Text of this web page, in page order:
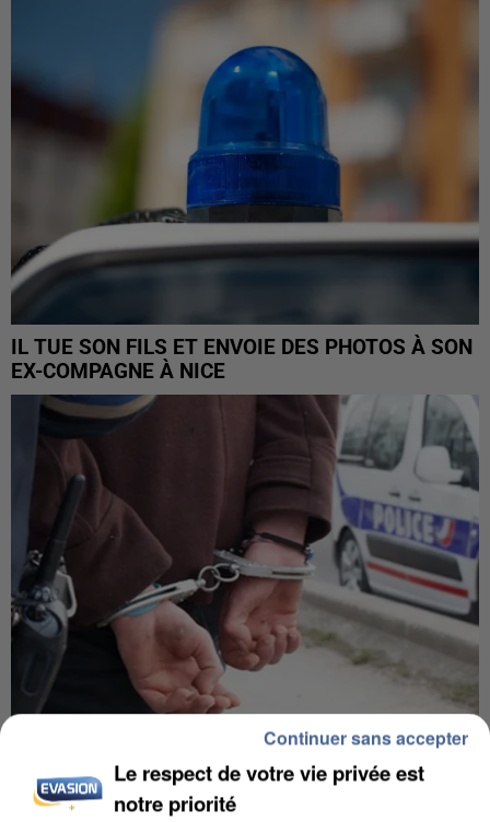
IL TUE SON FILS ET ENVOIE DES PHOTOS À SON
EX-COMPAGNE À NICE
L’UN DES FONDATEURS SUPPOSÉS DE LA DZ
MAFIA INTERPELLÉ EN ALGÉRIE
Le respect de votre vie privée est
notre priorité
Continuer sans accepter